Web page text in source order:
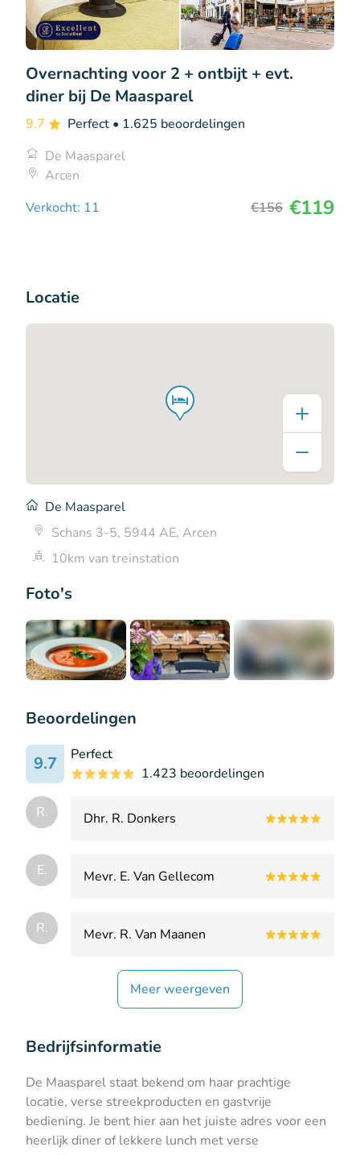
Overnachting voor 2 + ontbijt + evt.
diner bij De Maasparel
9.7 Perfect • 1.625 beoordelingen
De Maasparel
Arcen
Verkocht: 11
€156 €119
Foto's
Beoordelingen
9.7
Perfect
1.423 beoordelingen
R. Dhr. R. Donkers
E. Mevr. E. Van Gellecom
R. Mevr. R. Van Maanen
Meer weergeven
Locatie
De Maasparel
Schans 3-5, 5944 AE, Arcen
10km van treinstation
Bedrijfsinformatie
De Maasparel staat bekend om haar prachtige
locatie, verse streekproducten en gastvrije
bediening. Je bent hier aan het juiste adres voor een
heerlijk diner of lekkere lunch met verse